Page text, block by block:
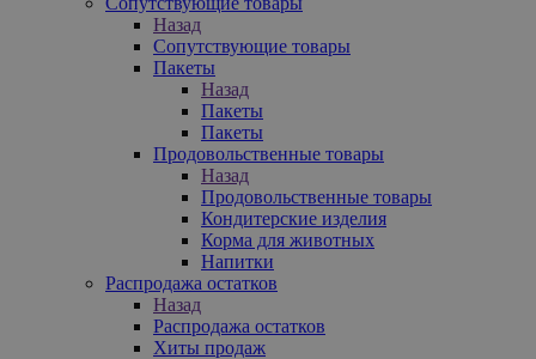
Назад
Сопутствующие товары
Пакеты
Назад
Пакеты
Пакеты
Продовольственные товары
Назад
Продовольственные товары
Кондитерские изделия
Корма для животных
Напитки
Распродажа остатков
Назад
Распродажа остатков
Хиты продаж